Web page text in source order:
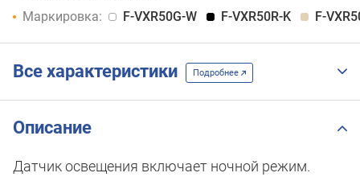
Маркировка:
F-VXR50G-W F-VXR50R-K F-
Все характеристики Подробнее
Описание
Датчик освещения включает ночной режим.